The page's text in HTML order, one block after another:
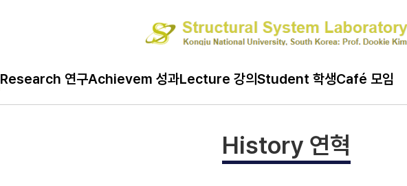
Research 연구Achievem 성과Lecture 강의Student 학생Café 모임
History 연혁